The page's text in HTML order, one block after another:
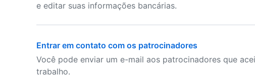
e editar suas informações bancárias.
Entrar em contato com os patrocinadores
Você pode enviar um e-mail aos patrocinadores que
trabalho.